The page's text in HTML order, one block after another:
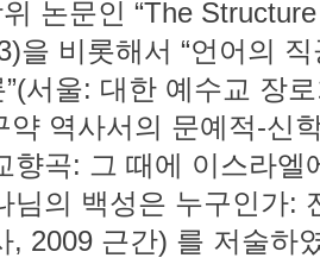
논문인 “The
을 비롯해서 “언어의
”(서울: 대한 예수교 장
약 역사서의 문예적-신
향곡: 그 때에 이스라
님의 백성은 누구인가:
, 2009 근간) 를 저술하